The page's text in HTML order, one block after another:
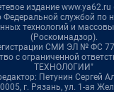
издание www.ya62.ru
Федеральной службой по
технологий и
(Роскомнадзор).
СМИ ЭЛ № ФС
с ограниченной
ТЕХНОЛОГИИ"
Петунин Сергей
г. Рязань, ул. 1-ая